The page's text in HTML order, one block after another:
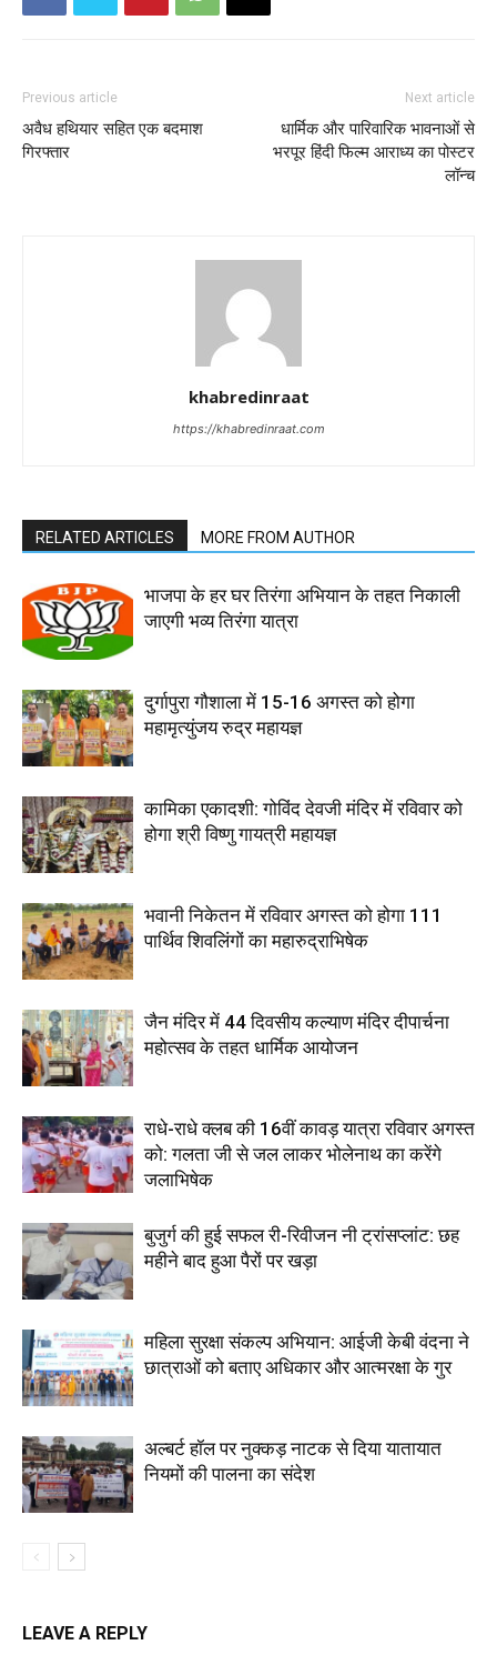
Previous article
अवैध हथियार सहित एक बदमाश
गिरफ्तार
Next article
धार्मिक और पारिवारिक भावनाओं से
भरपूर हिंदी फिल्म आराध्य का पोस्टर
लॉन्च
khabredinraat
https://khabredinraat.com
RELATED ARTICLES MORE FROM AUTHOR
भाजपा के हर घर तिरंगा अभियान के तहत निकाली
जाएगी भव्य तिरंगा यात्रा
दुर्गापुरा गौशाला में 15-16 अगस्त को होगा
महामृत्युंजय रुद्र महायज्ञ
कामिका एकादशी: गोविंद देवजी मंदिर में रविवार को
होगा श्री विष्णु गायत्री महायज्ञ
भवानी निकेतन में रविवार अगस्त को होगा 111
पार्थिव शिवलिंगों का महारुद्राभिषेक
जैन मंदिर में 44 दिवसीय कल्याण मंदिर दीपार्चना
महोत्सव के तहत धार्मिक आयोजन
राधे-राधे क्लब की 16वीं कावड़ यात्रा रविवार अगस्त
को: गलता जी से जल लाकर भोलेनाथ का करेंगे
जलाभिषेक
बुजुर्ग की हुई सफल री-रिवीजन नी ट्रांसप्लांट: छह
महीने बाद हुआ पैरों पर खड़ा
महिला सुरक्षा संकल्प अभियान: आईजी केबी वंदना ने
छात्राओं को बताए अधिकार और आत्मरक्षा के गुर
अल्बर्ट हॉल पर नुक्कड़ नाटक से दिया यातायात
नियमों की पालना का संदेश
LEAVE A REPLY